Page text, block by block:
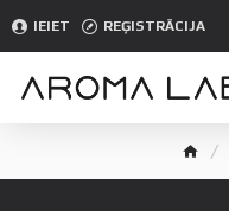
IEIET REĢISTRĀCIJA